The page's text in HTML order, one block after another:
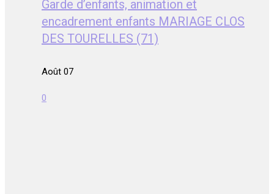
Garde d’enfants, animation et
encadrement enfants MARIAGE CLOS
DES TOURELLES (71)
Août 07
0